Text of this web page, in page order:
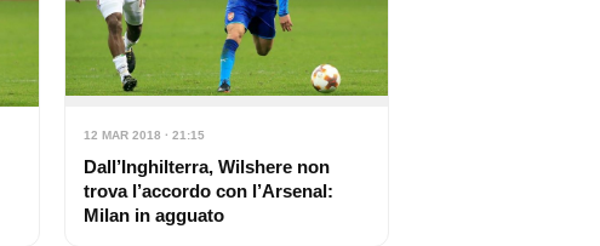
12 MAR 2018 · 21:15
Dall’Inghilterra, Wilshere non
trova l’accordo con l’Arsenal:
Milan in agguato